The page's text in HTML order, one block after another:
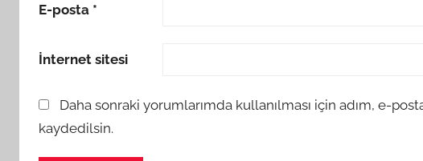
E-posta *
İnternet sitesi
Daha sonraki yorumlarımda kullanılması için adım, e-
kaydedilsin.